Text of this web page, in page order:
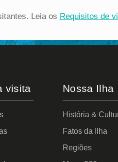
Leia os Requisitos de
visita Nossa Ilha
História &
Fatos da Ilha
Regiões